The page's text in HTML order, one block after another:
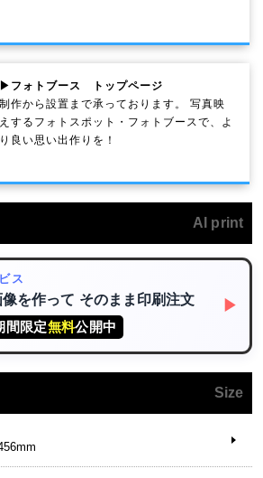
AI print
ス
を作って そのまま印刷注文
間限定無料公開中
▶
Size
▶フォトブース トップページ
制作から設置まで承っております。 写真映
えするフォトスポット・フォトブースで、よ
り良い思い出作りを！